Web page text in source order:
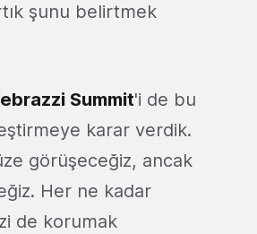
şunu belirtmek
Summit'i de bu
karar verdik.
görüşeceğiz, ancak
Her ne kadar
de korumak